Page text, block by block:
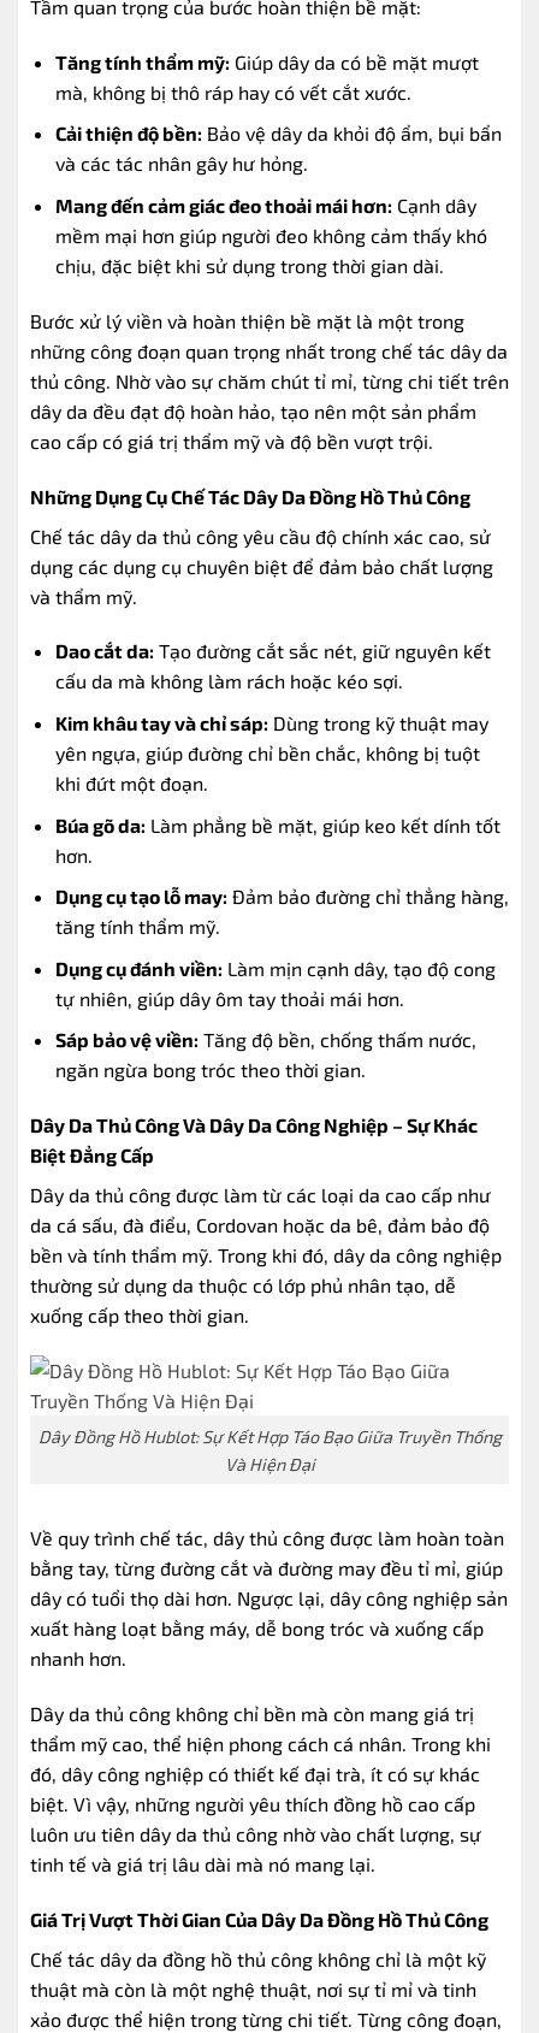
Tầm quan trọng của bước hoàn thiện bề mặt:
Tăng tính thẩm mỹ: Giúp dây da có bề mặt mượt
mà, không bị thô ráp hay có vết cắt xước.
Cải thiện độ bền: Bảo vệ dây da khỏi độ ẩm, bụi bẩn
và các tác nhân gây hư hỏng.
Mang đến cảm giác đeo thoải mái hơn: Cạnh dây
mềm mại hơn giúp người đeo không cảm thấy khó
chịu, đặc biệt khi sử dụng trong thời gian dài.
Bước xử lý viền và hoàn thiện bề mặt là một trong
những công đoạn quan trọng nhất trong chế tác dây da
thủ công. Nhờ vào sự chăm chút tỉ mỉ, từng chi tiết trên
dây da đều đạt độ hoàn hảo, tạo nên một sản phẩm
cao cấp có giá trị thẩm mỹ và độ bền vượt trội.
Những Dụng Cụ Chế Tác Dây Da Đồng Hồ Thủ Công
Chế tác dây da thủ công yêu cầu độ chính xác cao, sử
dụng các dụng cụ chuyên biệt để đảm bảo chất lượng
và thẩm mỹ.
Dao cắt da: Tạo đường cắt sắc nét, giữ nguyên kết
cấu da mà không làm rách hoặc kéo sợi.
Kim khâu tay và chỉ sáp: Dùng trong kỹ thuật may
yên ngựa, giúp đường chỉ bền chắc, không bị tuột
khi đứt một đoạn.
Búa gõ da: Làm phẳng bề mặt, giúp keo kết dính tốt
hơn.
Dụng cụ tạo lỗ may: Đảm bảo đường chỉ thẳng hàng,
tăng tính thẩm mỹ.
Dụng cụ đánh viền: Làm mịn cạnh dây, tạo độ cong
tự nhiên, giúp dây ôm tay thoải mái hơn.
Sáp bảo vệ viền: Tăng độ bền, chống thấm nước,
ngăn ngừa bong tróc theo thời gian.
Dây Da Thủ Công Và Dây Da Công Nghiệp – Sự Khác
Biệt Đẳng Cấp
Dây da thủ công được làm từ các loại da cao cấp như
da cá sấu, đà điểu, Cordovan hoặc da bê, đảm bảo độ
bền và tính thẩm mỹ. Trong khi đó, dây da công nghiệp
thường sử dụng da thuộc có lớp phủ nhân tạo, dễ
xuống cấp theo thời gian.
Dây Đồng Hồ Hublot: Sự Kết Hợp Táo Bạo Giữa Truyền Thống
Và Hiện Đại
Về quy trình chế tác, dây thủ công được làm hoàn toàn
bằng tay, từng đường cắt và đường may đều tỉ mỉ, giúp
dây có tuổi thọ dài hơn. Ngược lại, dây công nghiệp sản
xuất hàng loạt bằng máy, dễ bong tróc và xuống cấp
nhanh hơn.
Dây da thủ công không chỉ bền mà còn mang giá trị
thẩm mỹ cao, thể hiện phong cách cá nhân. Trong khi
đó, dây công nghiệp có thiết kế đại trà, ít có sự khác
biệt. Vì vậy, những người yêu thích đồng hồ cao cấp
luôn ưu tiên dây da thủ công nhờ vào chất lượng, sự
tinh tế và giá trị lâu dài mà nó mang lại.
Giá Trị Vượt Thời Gian Của Dây Da Đồng Hồ Thủ Công
Chế tác dây da đồng hồ thủ công không chỉ là một kỹ
thuật mà còn là một nghệ thuật, nơi sự tỉ mỉ và tinh
xảo được thể hiện trong từng chi tiết. Từng công đoạn,